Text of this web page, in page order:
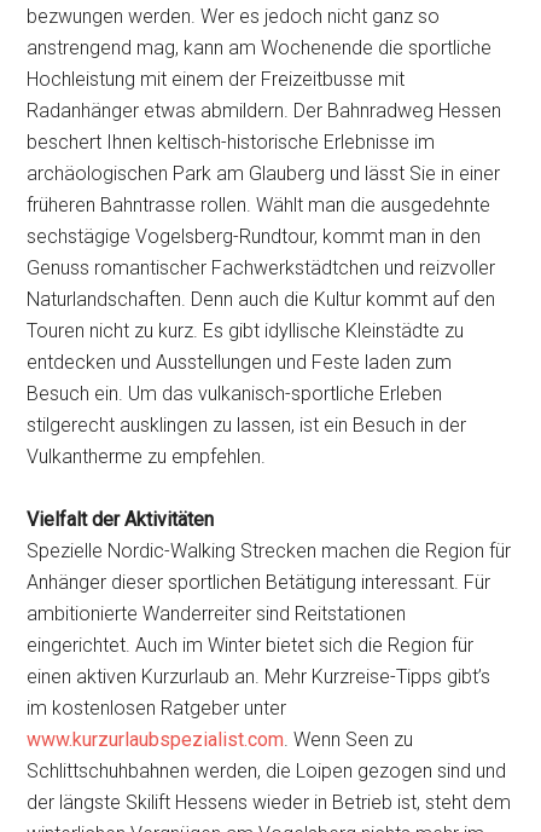
bezwungen werden. Wer es jedoch nicht ganz so
anstrengend mag, kann am Wochenende die sportliche
Hochleistung mit einem der Freizeitbusse mit
Radanhänger etwas abmildern. Der Bahnradweg Hessen
beschert Ihnen keltisch-historische Erlebnisse im
archäologischen Park am Glauberg und lässt Sie in einer
früheren Bahntrasse rollen. Wählt man die ausgedehnte
sechstägige Vogelsberg-Rundtour, kommt man in den
Genuss romantischer Fachwerkstädtchen und reizvoller
Naturlandschaften. Denn auch die Kultur kommt auf den
Touren nicht zu kurz. Es gibt idyllische Kleinstädte zu
entdecken und Ausstellungen und Feste laden zum
Besuch ein. Um das vulkanisch-sportliche Erleben
stilgerecht ausklingen zu lassen, ist ein Besuch in der
Vulkantherme zu empfehlen.
Vielfalt der Aktivitäten
Spezielle Nordic-Walking Strecken machen die Region für
Anhänger dieser sportlichen Betätigung interessant. Für
ambitionierte Wanderreiter sind Reitstationen
eingerichtet. Auch im Winter bietet sich die Region für
einen aktiven Kurzurlaub an. Mehr Kurzreise-Tipps gibt’s
im kostenlosen Ratgeber unter
www.kurzurlaubspezialist.com. Wenn Seen zu
Schlittschuhbahnen werden, die Loipen gezogen sind und
der längste Skilift Hessens wieder in Betrieb ist, steht dem